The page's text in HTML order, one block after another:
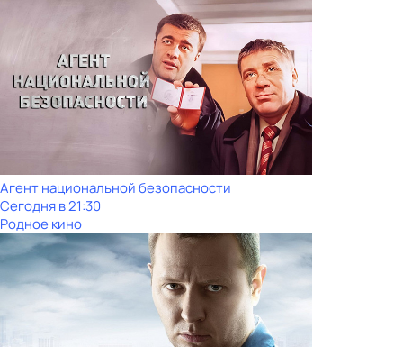
Агент национальной безопасности
Сегодня в 21:30
Родное кино